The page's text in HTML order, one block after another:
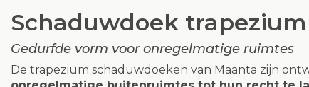
Schaduwdoek trapezium
Gedurfde vorm voor onregelmatige ruimtes
De trapezium schaduwdoeken van Maanta zijn